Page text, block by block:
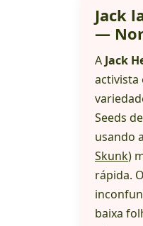
Jack
—
A Jack
activista
Seeds
usando
Skunk)
rápida.
baixa